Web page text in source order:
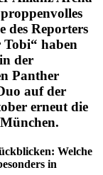
des Reporters
haben
der
Panther
auf der
erneut die
Welche
in